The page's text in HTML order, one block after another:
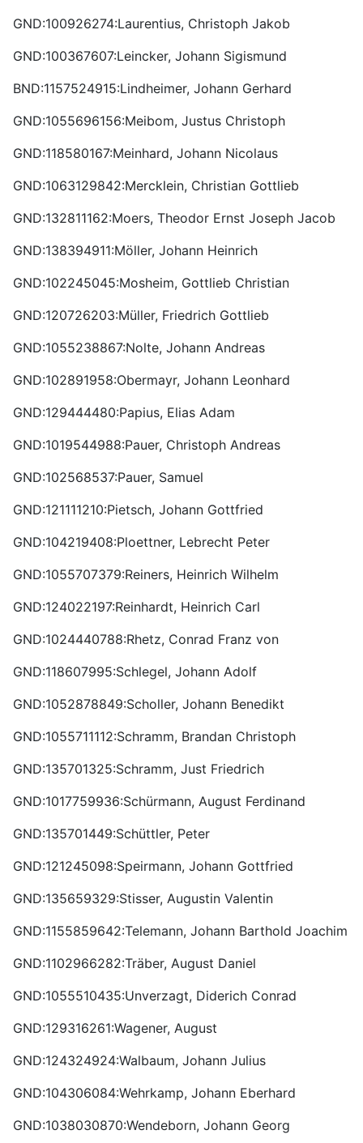
GND:100926274:Laurentius, Christoph Jakob
GND:100367607:Leincker, Johann Sigismund
BND:1157524915:Lindheimer, Johann Gerhard
GND:1055696156:Meibom, Justus Christoph
GND:118580167:Meinhard, Johann Nicolaus
GND:1063129842:Mercklein, Christian Gottlieb
GND:132811162:Moers, Theodor Ernst Joseph Jacob
GND:138394911:Möller, Johann Heinrich
GND:102245045:Mosheim, Gottlieb Christian
GND:120726203:Müller, Friedrich Gottlieb
GND:1055238867:Nolte, Johann Andreas
GND:102891958:Obermayr, Johann Leonhard
GND:129444480:Papius, Elias Adam
GND:1019544988:Pauer, Christoph Andreas
GND:102568537:Pauer, Samuel
GND:121111210:Pietsch, Johann Gottfried
GND:104219408:Ploettner, Lebrecht Peter
GND:1055707379:Reiners, Heinrich Wilhelm
GND:124022197:Reinhardt, Heinrich Carl
GND:1024440788:Rhetz, Conrad Franz von
GND:118607995:Schlegel, Johann Adolf
GND:1052878849:Scholler, Johann Benedikt
GND:1055711112:Schramm, Brandan Christoph
GND:135701325:Schramm, Just Friedrich
GND:1017759936:Schürmann, August Ferdinand
GND:135701449:Schüttler, Peter
GND:121245098:Speirmann, Johann Gottfried
GND:135659329:Stisser, Augustin Valentin
GND:1155859642:Telemann, Johann Barthold Joachim
GND:1102966282:Träber, August Daniel
GND:1055510435:Unverzagt, Diderich Conrad
GND:129316261:Wagener, August
GND:124324924:Walbaum, Johann Julius
GND:104306084:Wehrkamp, Johann Eberhard
GND:1038030870:Wendeborn, Johann Georg